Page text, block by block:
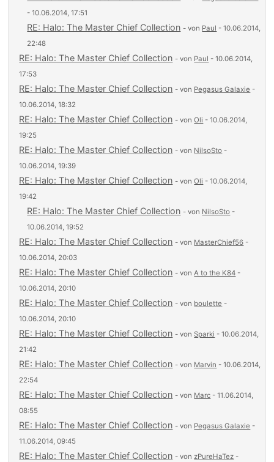
- 10.06.2014, 17:51
RE: Halo: The Master Chief Collection - von Paul - 10.06.2014,
22:48
RE: Halo: The Master Chief Collection - von Paul - 10.06.2014,
17:53
RE: Halo: The Master Chief Collection - von Pegasus Galaxie -
10.06.2014, 18:32
RE: Halo: The Master Chief Collection - vonOli - 10.06.2014,
19:25
RE: Halo: The Master Chief Collection - von NilsoSto -
10.06.2014, 19:39
RE: Halo: The Master Chief Collection - vonOli - 10.06.2014,
19:42
RE: Halo: The Master Chief Collection - von NilsoSto -
10.06.2014, 19:52
RE: Halo: The Master Chief Collection - von MasterChief56 -
10.06.2014, 20:03
RE: Halo: The Master Chief Collection - vonA to the K84 -
10.06.2014, 20:10
RE: Halo: The Master Chief Collection - von boulette -
10.06.2014, 20:10
RE: Halo: The Master Chief Collection - vonSparki - 10.06.2014,
21:42
RE: Halo: The Master Chief Collection - von Marvin - 10.06.2014,
22:54
RE: Halo: The Master Chief Collection - von Marc - 11.06.2014,
08:55
RE: Halo: The Master Chief Collection - von Pegasus Galaxie -
11.06.2014, 09:45
RE: Halo: The Master Chief Collection - vonzPureHaTez -